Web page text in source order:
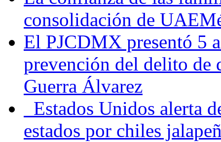
consolidación de
El PJCDMX presentó 5
prevención del delito de
Guerra Álvarez
Estados Unidos alerta
estados por chiles